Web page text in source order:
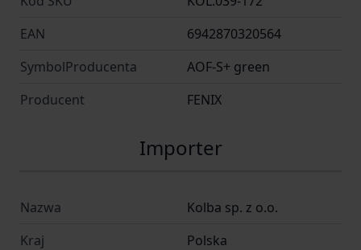
EAN
6942870320564
SymbolProducenta
AOF-S+ green
Producent
FENIX
Importer
Nazwa
Kolba sp. z o.o.
Kraj
Polska